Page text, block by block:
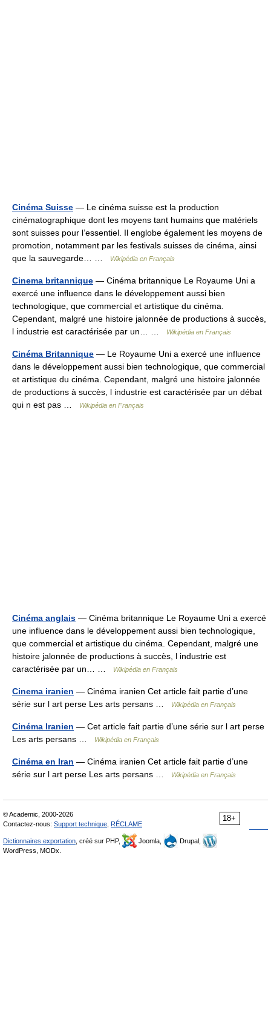
Cinéma Suisse — Le cinéma suisse est la production
cinématographique dont les moyens tant humains que matériels
sont suisses pour l’essentiel. Il englobe également les moyens de
promotion, notamment par les festivals suisses de cinéma, ainsi
que la sauvegarde… …
Wikipédia en Français
Cinema britannique — Cinéma britannique Le Royaume Uni a
exercé une influence dans le développement aussi bien
technologique, que commercial et artistique du cinéma.
Cependant, malgré une histoire jalonnée de productions à succès,
l industrie est caractérisée par un… …
Wikipédia en Français
Cinéma Britannique — Le Royaume Uni a exercé une influence
dans le développement aussi bien technologique, que commercial
et artistique du cinéma. Cependant, malgré une histoire jalonnée
de productions à succès, l industrie est caractérisée par un débat
qui n est pas …
Wikipédia en Français
Cinéma anglais — Cinéma britannique Le Royaume Uni a exercé
une influence dans le développement aussi bien technologique,
que commercial et artistique du cinéma. Cependant, malgré une
histoire jalonnée de productions à succès, l industrie est
caractérisée par un… …
Wikipédia en Français
Cinema iranien — Cinéma iranien Cet article fait partie d’une
série sur l art perse Les arts persans …
Wikipédia en Français
Cinéma Iranien — Cet article fait partie d’une série sur l art perse
Les arts persans …
Wikipédia en Français
Cinéma en Iran — Cinéma iranien Cet article fait partie d’une
série sur l art perse Les arts persans …
Wikipédia en Français
18+
© Academic, 2000-2026
Contactez-nous: Support technique RÉCLAME
Dictionnaires exportation , créé sur PHP, Joomla,
Drupal,
WordPress, MODx.